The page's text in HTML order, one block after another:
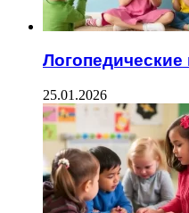
25.01.2026